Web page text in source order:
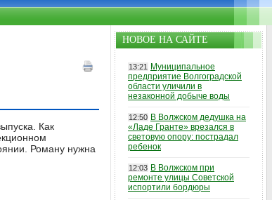
Как
Роману нужна
НОВОЕ НА САЙТЕ
13:21
Муниципальное
предприятие Волгоградской
области уличили в
незаконной добыче воды
12:50 В Волжском дедушка на
«Ладе Гранте» врезался в
световую опору: пострадал
ребенок
12:03 В Волжском при
ремонте улицы Советской
испортили бордюры